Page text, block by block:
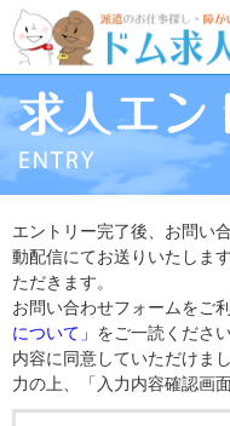
エントリー完了後、お問い
動配信にてお送りいたしま
ただきます。
お問い合わせフォームをご
について」 をご一読くださ
内容に同意していただけま
力の上、「入力内容確認画